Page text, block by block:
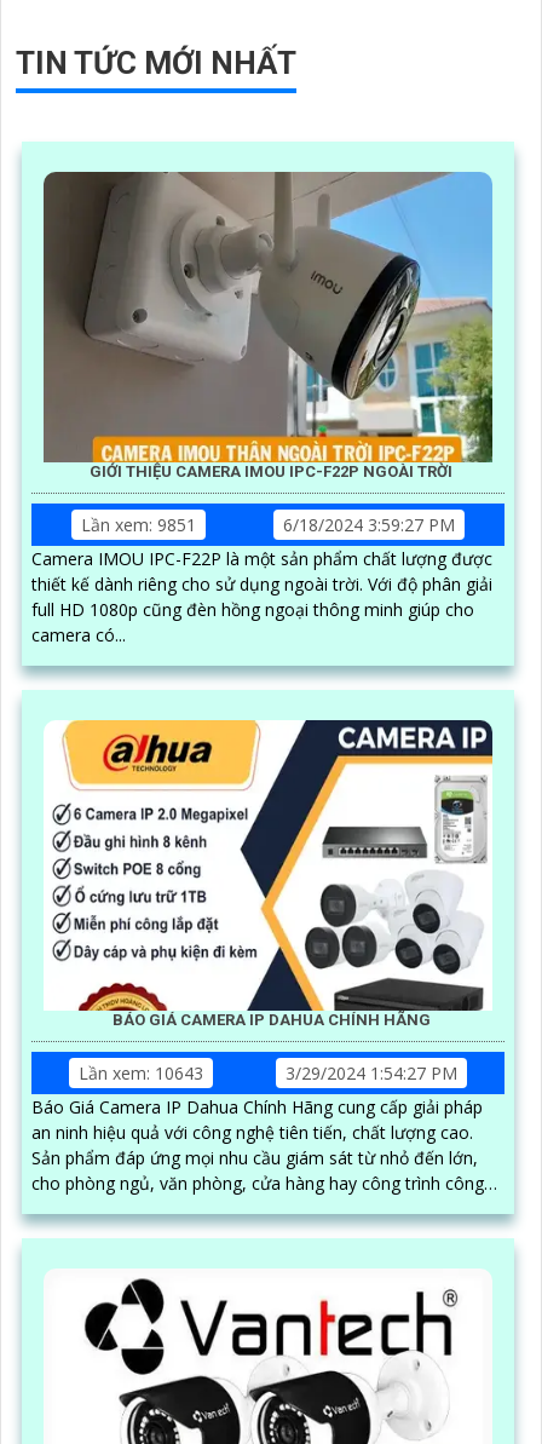
TIN TỨC MỚI NHẤT
GIỚI THIỆU CAMERA IMOU IPC-F22P NGOÀI TRỜI
Lần xem: 9851
6/18/2024 3:59:27 PM
Camera IMOU IPC-F22P là một sản phẩm chất lượng được
thiết kế dành riêng cho sử dụng ngoài trời. Với độ phân giải
full HD 1080p cũng đèn hồng ngoại thông minh giúp cho
camera có...
BÁO GIÁ CAMERA IP DAHUA CHÍNH HÃNG
Lần xem: 10643
3/29/2024 1:54:27 PM
Báo Giá Camera IP Dahua Chính Hãng cung cấp giải pháp
an ninh hiệu quả với công nghệ tiên tiến, chất lượng cao.
Sản phẩm đáp ứng mọi nhu cầu giám sát từ nhỏ đến lớn,
cho phòng ngủ, văn phòng, cửa hàng hay công trình công
cộng